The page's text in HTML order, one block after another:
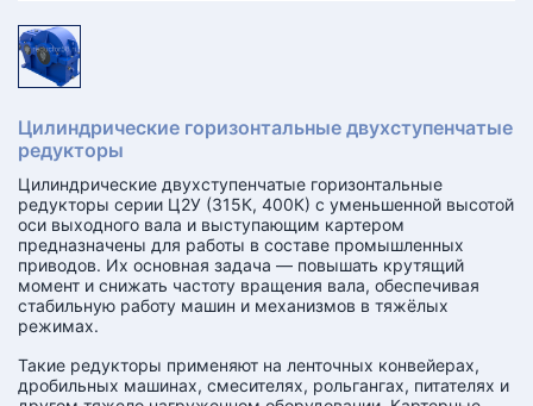
Цилиндрические горизонтальные двухступенчатые
редукторы
Цилиндрические двухступенчатые горизонтальные
редукторы серии Ц2У (315К, 400К) с уменьшенной высотой
оси выходного вала и выступающим картером
предназначены для работы в составе промышленных
приводов. Их основная задача — повышать крутящий
момент и снижать частоту вращения вала, обеспечивая
стабильную работу машин и механизмов в тяжёлых
режимах.
Такие редукторы применяют на ленточных конвейерах,
дробильных машинах, смесителях, рольгангах, питателях и